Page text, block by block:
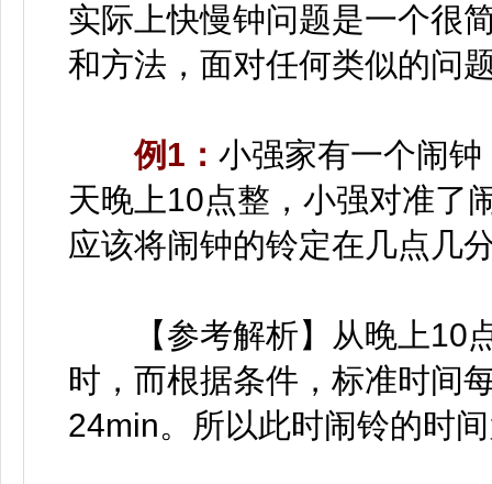
实际上快慢钟问题是一个很
和方法，面对任何类似的问
例1： 小强家有一个闹
天晚上10点整，小强对准了
应该将闹钟的铃定在几点几
【参考解析】从晚上10点
时，而根据条件，标准时间
24min。所以此时闹铃的时